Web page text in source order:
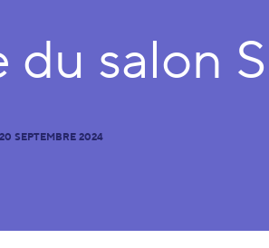
du salon
20 SEPTEMBRE 2024